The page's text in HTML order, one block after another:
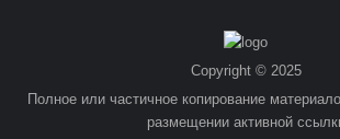
Copyright © 2025
Полное или частичное копирование
размещении активной